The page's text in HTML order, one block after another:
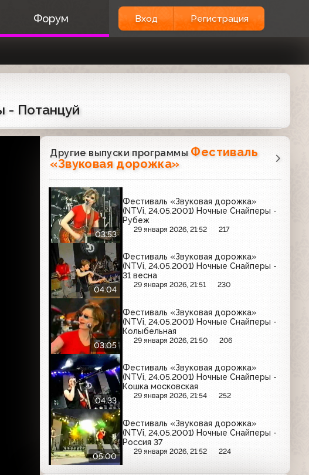
Форум Вход Регистрация
- Потанцуй
Другие выпуски программы Фестиваль
«Звуковая дорожка»
03:53
Фестиваль «Звуковая дорожка»
(NTVi, 24.05.2001) Ночные Снайперы -
Рубеж
29 января 2026, 21:52 217
04:04
Фестиваль «Звуковая дорожка»
(NTVi, 24.05.2001) Ночные Снайперы -
31 весна
29 января 2026, 21:51 230
03:05
Фестиваль «Звуковая дорожка»
(NTVi, 24.05.2001) Ночные Снайперы -
Колыбельная
29 января 2026, 21:50 206
04:33
Фестиваль «Звуковая дорожка»
(NTVi, 24.05.2001) Ночные Снайперы -
Кошка московская
29 января 2026, 21:54 252
05:00
Фестиваль «Звуковая дорожка»
(NTVi, 24.05.2001) Ночные Снайперы -
Россия 37
29 января 2026, 21:52 224